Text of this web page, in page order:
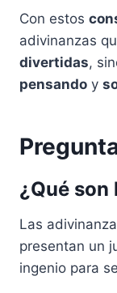
Con estos
adivinanzas
divertidas,
pensando y
¿Qué son
Las
presentan un
ingenio para